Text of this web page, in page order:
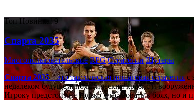
Топ Новинка! 9
Спарта 2035
Многопользовательские RPG Стратегии Шутеры
Спарта 2035– это тактическаяпошаговая стратегияс
недалёком будущем: политический кризис и
Игроку предстоит не только участвовать в боях, но